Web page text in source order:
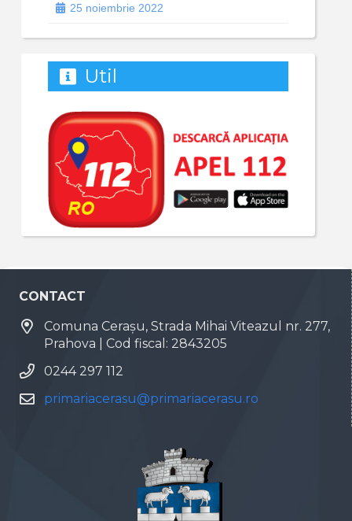
25 noiembrie 2022
Util
CONTACT
Comuna Cerașu, Strada Mihai Viteazul nr. 277,
Prahova | Cod fiscal: 2843205
0244 297 112
primariacerasu@primariacerasu.ro